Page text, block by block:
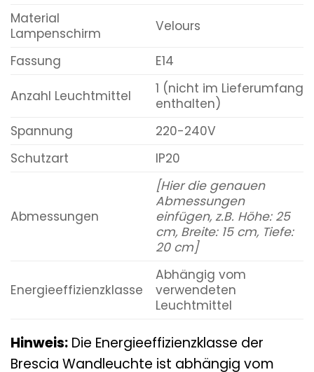
Material
Lampenschirm
Velours
Fassung E14
Anzahl Leuchtmittel
1 (nicht im Lieferumfang
enthalten)
Spannung
220-240V
Schutzart
IP20
Abmessungen
[Hier die genauen
Abmessungen
einfügen, z.B. Höhe: 25
cm, Breite: 15 cm, Tiefe:
20 cm]
Energieeffizienzklasse
Abhängig vom
verwendeten
Leuchtmittel
Hinweis: Die Energieeffizienzklasse der
Brescia Wandleuchte ist abhängig vom